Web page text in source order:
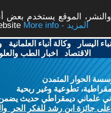
الموقع يستخدم بعض
More info - المزيد
اليسار -وكالة أنباء العلمانية -
الاقتصاد - اخبار الطب
الحوار المتمدن
تطوعية وغير ربحية
ديمقراطي حديث يضمن
جائزة ابن رشد للفكر الحر